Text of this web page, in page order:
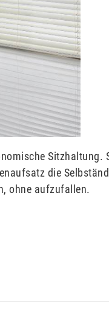
Sitzhaltung.
die
ohne aufzufallen.